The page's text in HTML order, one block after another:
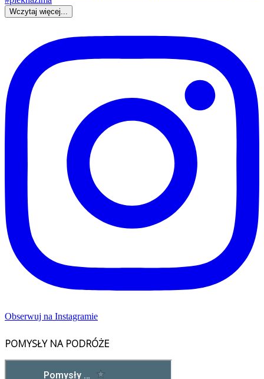
Wczytaj więcej...
Obserwuj na Instagramie
POMYSŁY NA PODRÓŻE